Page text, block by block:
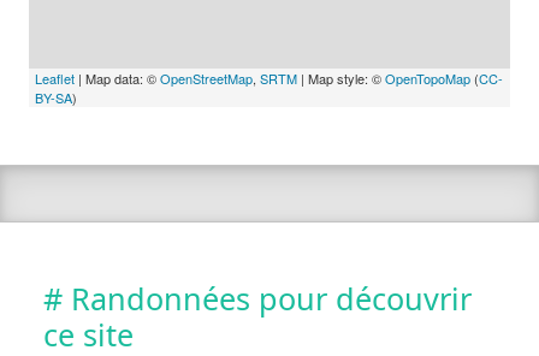
Leaflet | Map data: ©OpenStreetMap, SRTM | Map style: ©OpenTopoMap (CC-
BY-SA)
# Randonnées pour découvrir
ce site